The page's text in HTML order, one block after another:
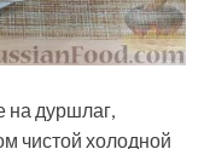
на дуршлаг,
чистой холодной